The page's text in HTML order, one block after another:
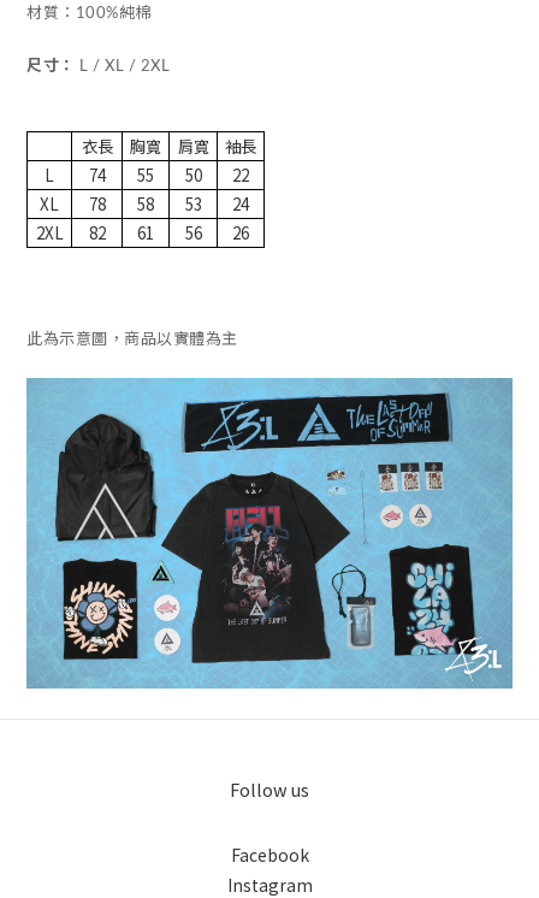
材質：100%純棉
尺寸： L / XL / 2XL
衣長 胸寬 肩寬
袖長
L
74 55 50
22
XL
78 58 53
24
2XL
82 61 56 26
此為示意圖，商品以實體為主
Follow us
Facebook
Instagram